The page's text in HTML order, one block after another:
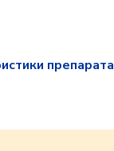
препарата